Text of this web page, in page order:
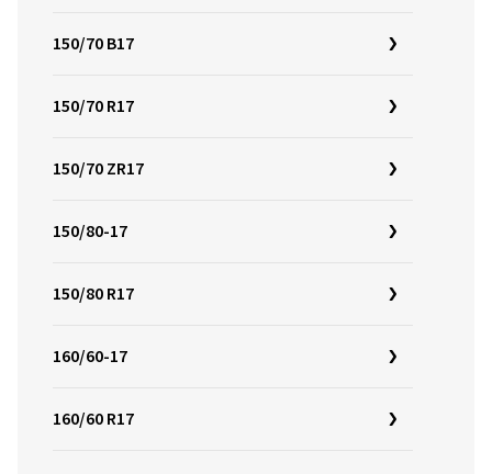
150/70 B17
150/70 R17
150/70 ZR17
150/80-17
150/80 R17
160/60-17
160/60 R17